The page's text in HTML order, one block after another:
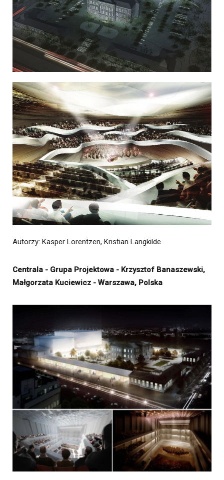
Autorzy: Kasper Lorentzen, Kristian Langkilde
Centrala - Grupa Projektowa - Krzysztof Banaszewski,
Małgorzata Kuciewicz - Warszawa, Polska